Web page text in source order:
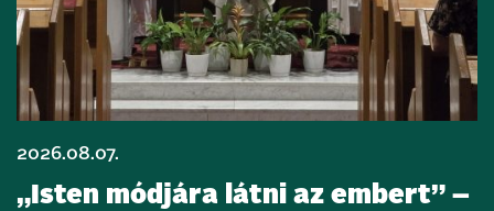
2026.08.07.
„Isten módjára látni az embert” –